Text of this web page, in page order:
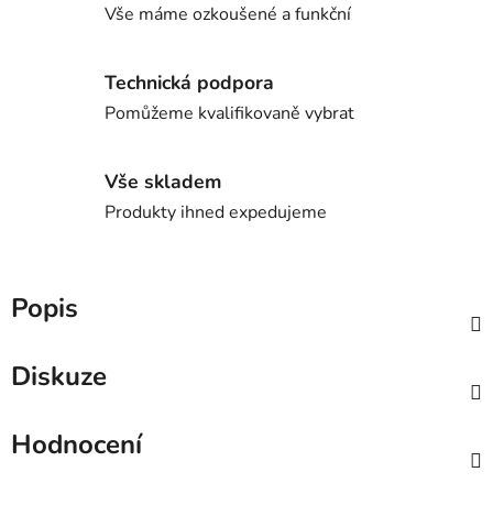
Vše máme ozkoušené a funkční
Technická podpora
Pomůžeme kvalifikovaně vybrat
Vše skladem
Produkty ihned expedujeme
Popis
Diskuze
Hodnocení